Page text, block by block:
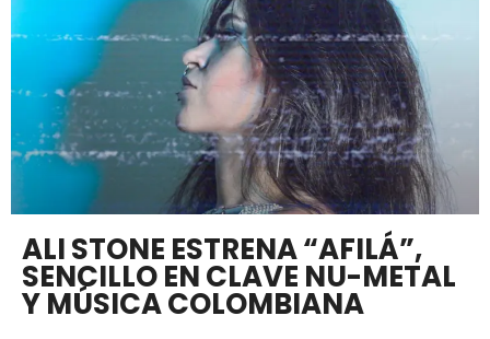
ALI STONE ESTRENA “AFILÁ”,
SENCILLO EN CLAVE NU-METAL
Y MÚSICA COLOMBIANA